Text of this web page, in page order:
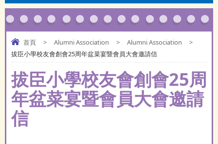
首頁 > Alumni Association > Alumni Association
>
拔臣小學校友會創會25周年盆菜宴暨會員大會邀請信
拔臣小學校友會創會25周
年盆菜宴暨會員大會邀請
信